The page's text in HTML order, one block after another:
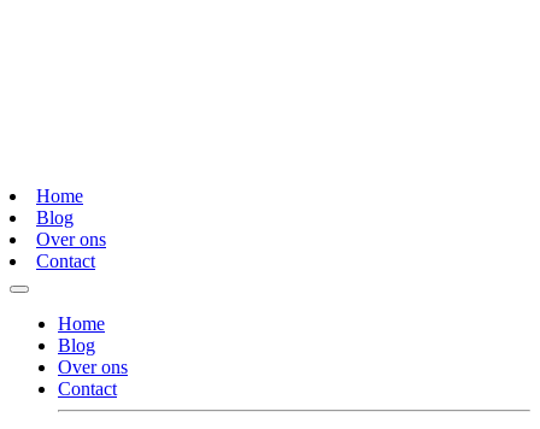
Home
Blog
Over ons
Contact
Home
Blog
Over ons
Contact